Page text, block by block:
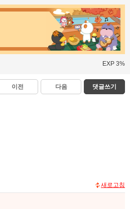
EXP 3%
이전 다음 댓글쓰기
새로고침